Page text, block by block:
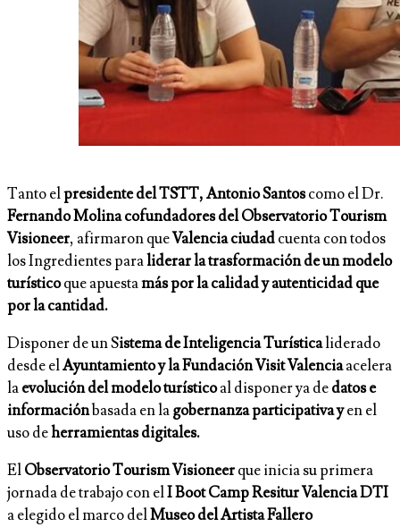
Tanto elpresidente del TSTT, Antonio Santoscomo el Dr.
Fernando Molina cofundadores del Observatorio Tourism
Visioneer, afirmaron queValencia ciudadcuenta con todos
los Ingredientes paraliderar la trasformación de un modelo
turísticoque apuestamás por la calidad y autenticidad que
por la cantidad.
Disponer de un Sistema de Inteligencia Turísticaliderado
desde elAyuntamiento y la Fundación Visit Valenciaacelera
laevolución del modelo turísticoal disponer ya dedatos e
informaciónbasada en lagobernanza participativa yen el
uso deherramientas digitales.
ElObservatorio Tourism Visioneerque inicia su primera
jornada de trabajo con elI Boot Camp Resitur Valencia DTI
a elegido el marco delMuseo del Artista Fallero